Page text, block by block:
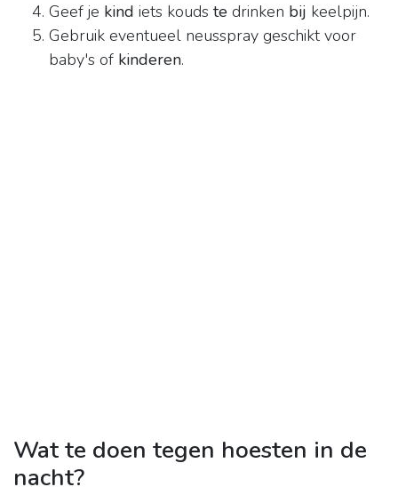
Geef je kind iets kouds te drinken bij keelpijn.
Gebruik eventueel neusspray geschikt voor
baby's of kinderen.
Wat te doen tegen hoesten in de
nacht?